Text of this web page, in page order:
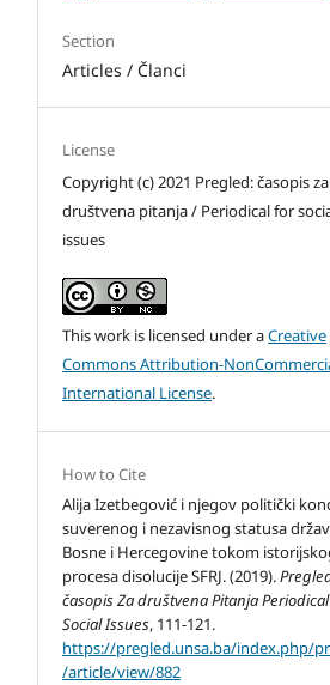
Section
Articles / Članci
License
Copyright (c) 2021 Pregled: časopis za
društvena pitanja / Periodical for
issues
This work is licensed under aCreative
Commons Attribution-
International License.
How to Cite
Alija Izetbegović i njegov politički
suverenog i nezavisnog statusa
Bosne i Hercegovine tokom
procesa disolucije SFRJ. (2019).
časopis Za društvena Pitanja
Social Issues, 111-121.
https://pregled.unsa.ba/index.php/
/article/view/882